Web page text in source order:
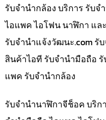
รับจำนำกล้อง บริการ รับ
ไอแพค ไอโฟน นาฬิกา แล
รับจํานําแจ้งวัฒนะ.com รั
สินค้าไอที รับจำนำมือถือ
แพค รับจำนำกล้อง
รับจำนำนาฬิกาจีช็อค บริก